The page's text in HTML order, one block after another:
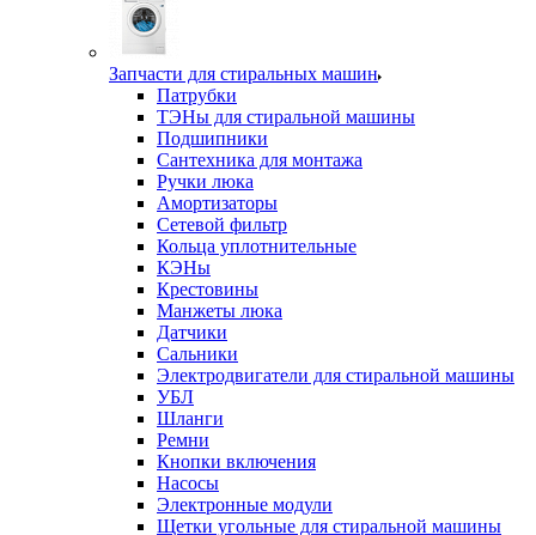
Запчасти для стиральных машин
Патрубки
ТЭНы для стиральной машины
Подшипники
Сантехника для монтажа
Ручки люка
Амортизаторы
Сетевой фильтр
Кольца уплотнительные
КЭНы
Крестовины
Манжеты люка
Датчики
Сальники
Электродвигатели для стиральной машины
УБЛ
Шланги
Ремни
Кнопки включения
Насосы
Электронные модули
Щетки угольные для стиральной машины